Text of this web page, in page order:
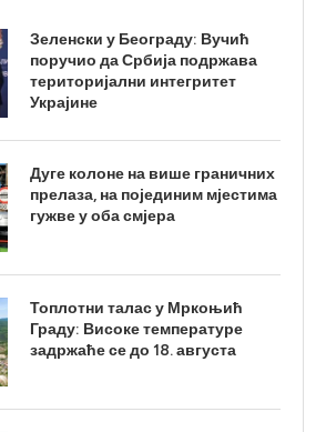
Зеленски у Београду: Вучић
поручио да Србија подржава
територијални интегритет
Украјине
Дуге колоне на више граничних
прелаза, на појединим мјестима
гужве у оба смјера
Топлотни талас у Мркоњић
Граду: Високе температуре
задржаће се до 18. августа